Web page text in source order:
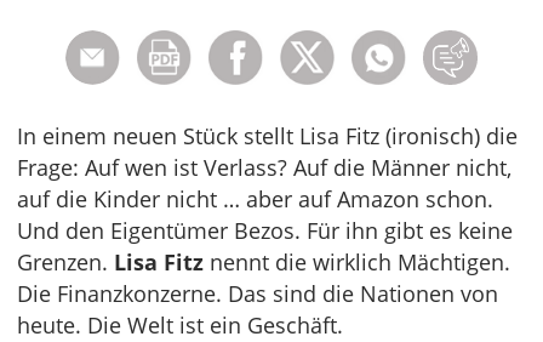
In einem neuen Stück stellt Lisa Fitz (ironisch) die
Frage: Auf wen ist Verlass? Auf die Männer nicht,
auf die Kinder nicht … aber auf Amazon schon.
Und den Eigentümer Bezos. Für ihn gibt es keine
Grenzen. Lisa Fitz nennt die wirklich Mächtigen.
Die Finanzkonzerne. Das sind die Nationen von
heute. Die Welt ist ein Geschäft.